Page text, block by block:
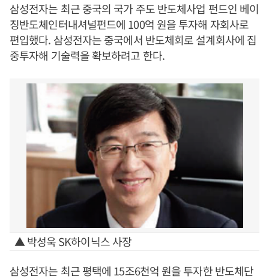
삼성전자는 최근 중국의 국가 주도 반도체사업 펀드인 베이
징반도체인터내셔널펀드에 100억 원을 투자해 자회사로
편입했다. 삼성전자는 중국에서 반도체회로 설계회사에 집
중투자해 기술력을 확보하려고 한다.
▲ 박성욱 SK하이닉스 사장
삼성전자는 최근 평택에 15조6천억 원을 투자한 반도체단